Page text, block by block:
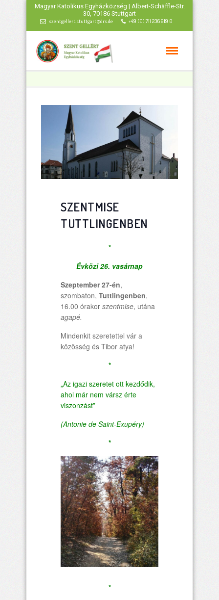
Magyar Katolikus Egyházközség | Albert-Schäffle-Str.
30, 70186 Stuttgart
szentgellert.stuttgart@drs.de +49 (0) 711 236 919 0
SZENTMISE
TUTTLINGENBEN
*
Évközi 26. vasárnap
Szeptember 27-én,
szombaton, Tuttlingenben,
16.00 órakor szentmise, utána
agapé.
Mindenkit szeretettel vár a
közösség és Tibor atya!
*
„Az igazi szeretet ott kezdődik,
ahol már nem vársz érte
viszonzást”
(Antonie de Saint-Exupéry)
*
*